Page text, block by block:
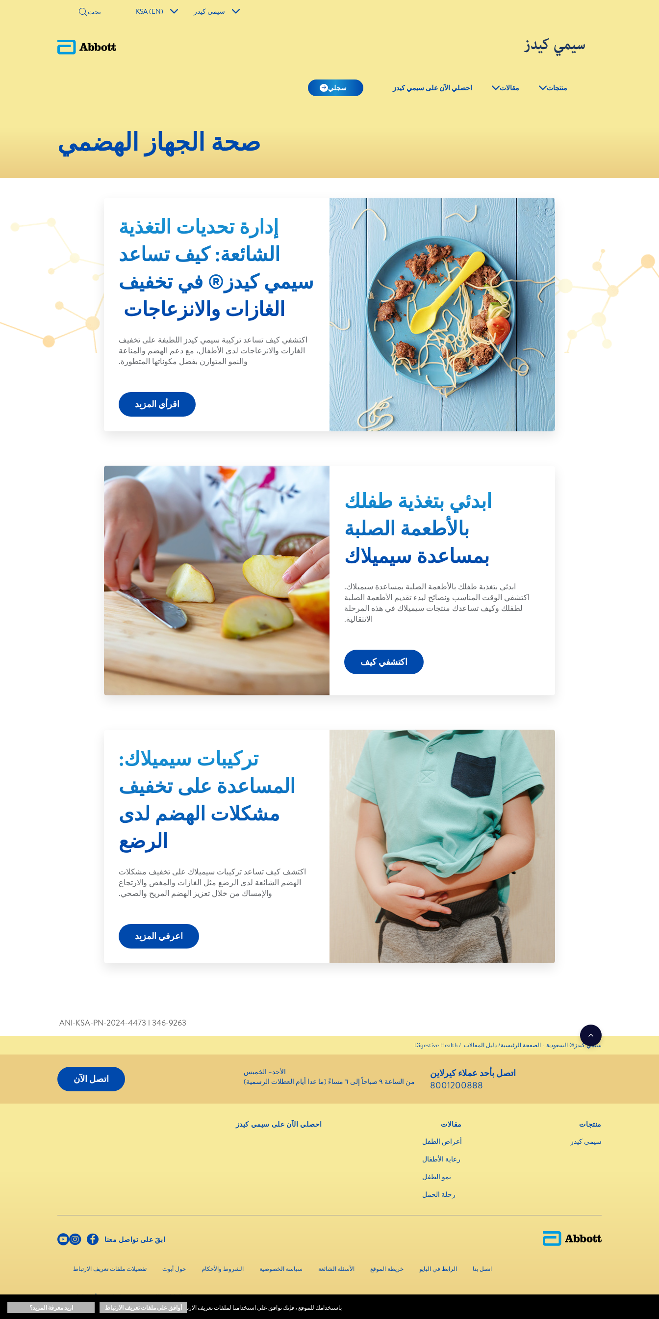
سيمي كيدز KSA (EN)
منتجات مقالات احصلي الآن على سيمي كيدز سجلي
صحة الجهاز الهضمي
إدارة تحديات التغذية
الشائعة: كيف تساعد
سيمي كيدز® في تخفيف
الغازات والانزعاجات
اكتشفي كيف تساعد تركيبة سيمي كيدز اللطيفة على تخفيف
الغازات والانزعاجات لدى الأطفال، مع دعم الهضم والمناعة
والنمو المتوازن بفضل مكوناتها المتطورة.
اقرأي المزيد
ابدئي بتغذية طفلك
بالأطعمة الصلبة
بمساعدة سيميلاك
ابدئي بتغذية طفلك بالأطعمة الصلبة بمساعدة سيميلاك.
اكتشفي الوقت المناسب ونصائح لبدء تقديم الأطعمة الصلبة
لطفلك وكيف تساعدك منتجات سيميلاك في هذه المرحلة
الانتقالية.
اكتشفي كيف
تركيبات سيميلاك:
المساعدة على تخفيف
مشكلات الهضم لدى
الرضع
اكتشف كيف تساعد تركيبات سيميلاك على تخفيف مشكلات
الهضم الشائعة لدى الرضع مثل الغازات والمغص والارتجاع
والإمساك من خلال تعزيز الهضم المريح والصحي.
اعرفي المزيد
ANI-KSA-PN-2024-4473 l 346­-9263
سيمي كيدز® السعودية - الصفحة الرئيسية دليل المقالات Digestive Health
اتصل بأحد عملاء كيرلاين
8001200888
الأحد– الخميس
من الساعة ٩ صباحاً إلى ٦ مساءً (ما عدا أيام العطلات الرسمية)
اتصل الآن
منتجات
سيمي كيدز
مقالات
أعراض الطفل
رعاية الأطفال
نمو الطفل
رحلة الحمل
احصلي الآن على سيمي كيدز
ابقَ على تواصل معنا
اتصل بنا الرابط في البايو خريطة الموقع الأسئلة الشائعة سياسة الخصوصية الشروط والأحكام حول أبوت تفضيلات ملفات تعريف الارتباط
حقوق الطباعة والنشر © محفوظة لشركة أبوت لعام 2024
باستخدامك للموقع ، فإنك توافق على استخدامنا لملفات تعريف الارتباط. اريد معرفة المزيد؟ أوافق على ملفات تعريف الارتباط